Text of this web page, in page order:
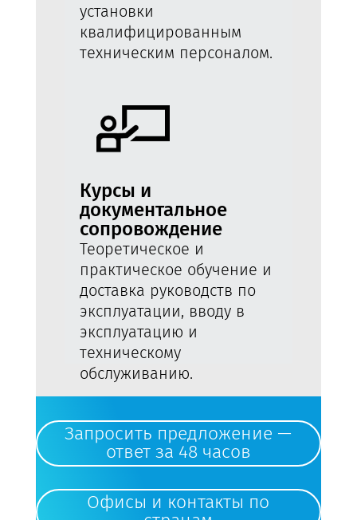
установки
квалифицированным
техническим персоналом.
Курсы и
документальное
сопровождение
Теоретическое и
практическое обучение и
доставка руководств по
эксплуатации, вводу в
эксплуатацию и
техническому
обслуживанию.
Запросить предложение —
ответ за 48 часов
Офисы и контакты по